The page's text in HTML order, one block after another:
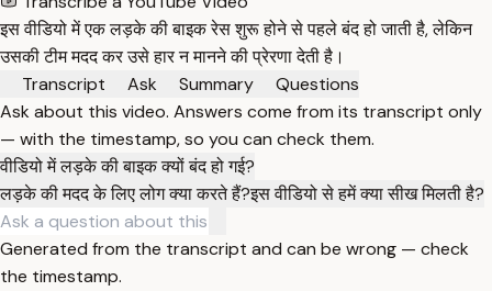
इस वीडियो में एक लड़के की बाइक रेस शुरू होने से पहले बंद हो जाती है, लेकिन
उसकी टीम मदद कर उसे हार न मानने की प्रेरणा देती है।
Transcript
Ask Summary
Questions
Ask about this video. Answers come from its transcript only
— with the timestamp, so you can check them.
वीडियो में लड़के की बाइक क्यों बंद हो गई?
लड़के की मदद के लिए लोग क्या करते हैं?इस वीडियो से हमें क्या सीख मिलती है?
Generated from the transcript and can be wrong — check
the timestamp.